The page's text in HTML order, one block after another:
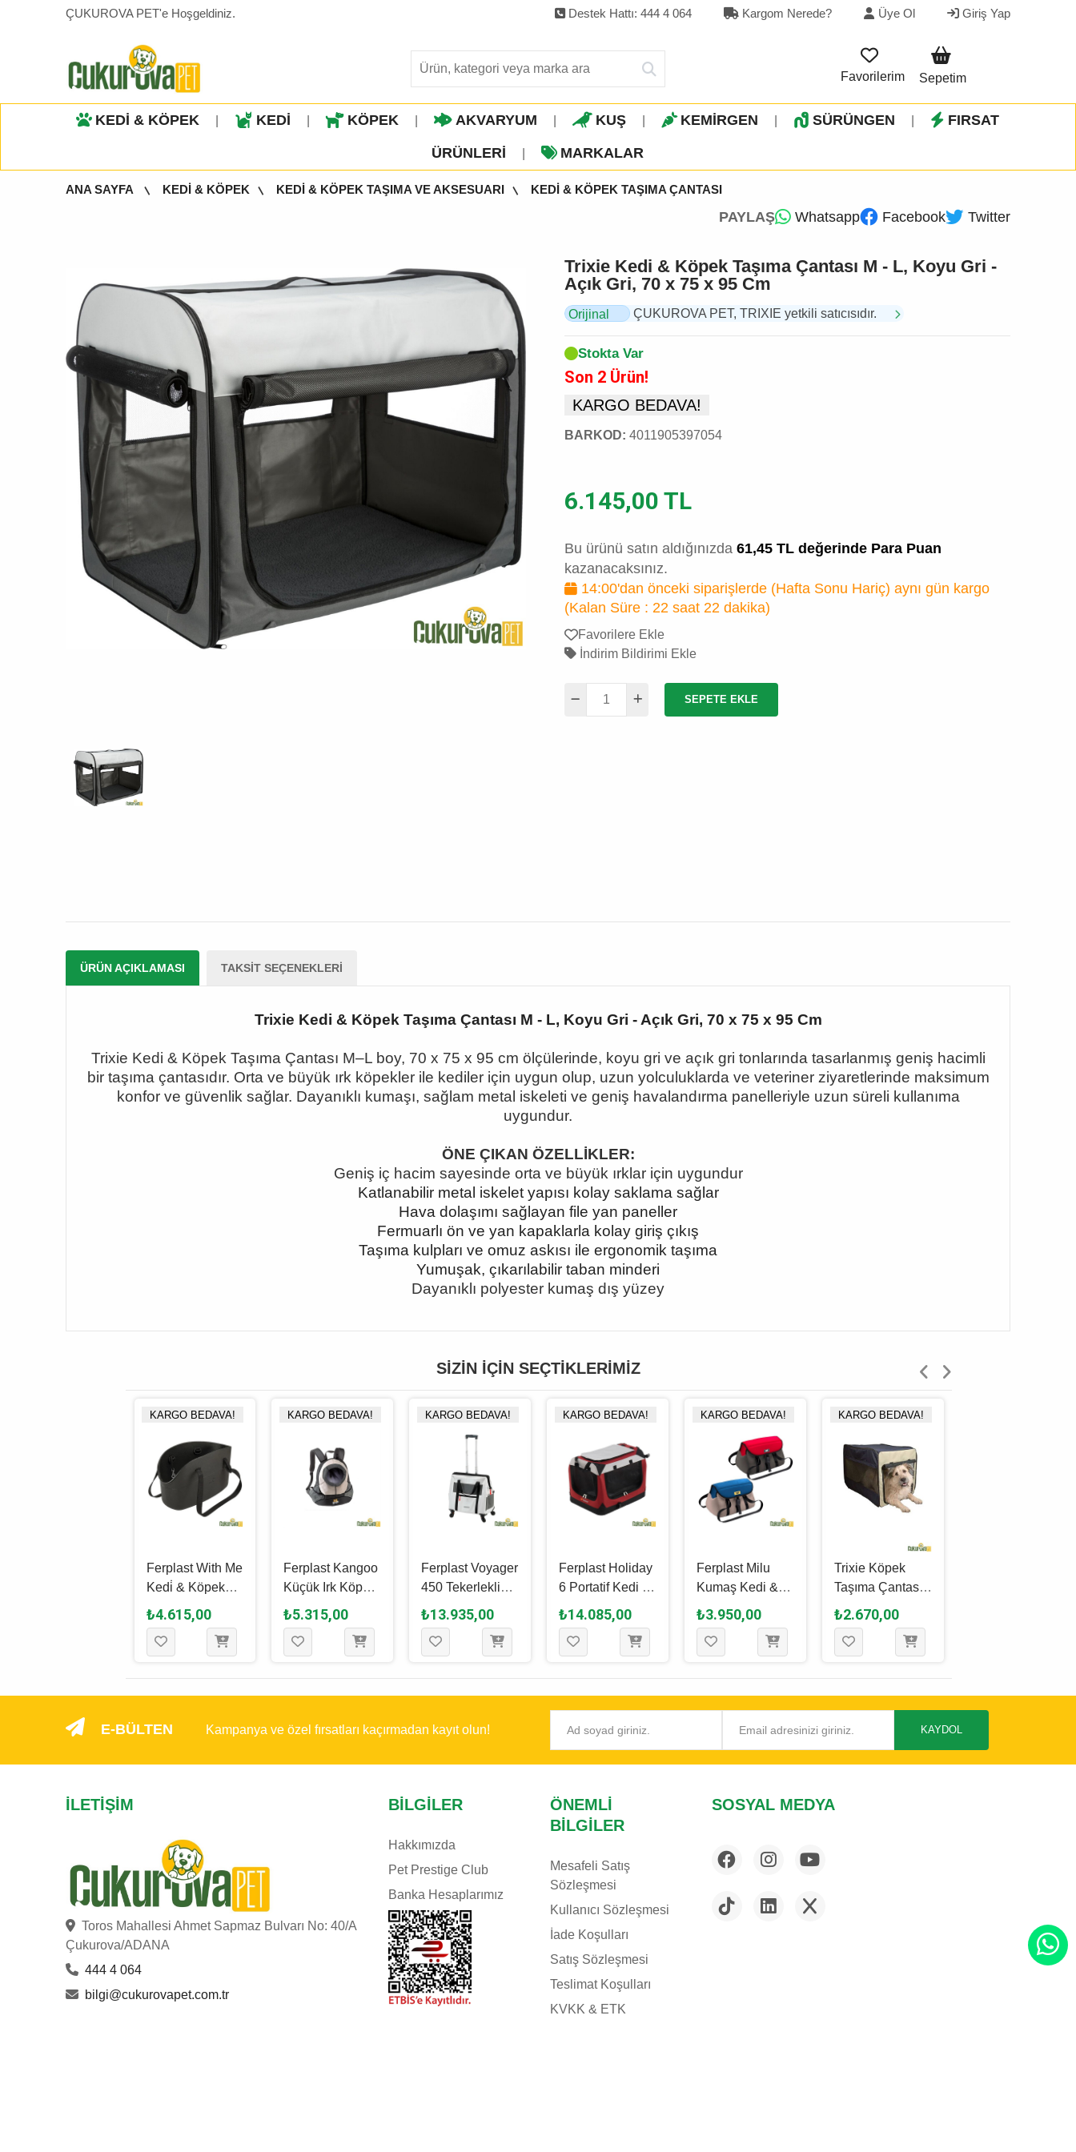
ÇUKUROVA PET'e Hoşgeldiniz. Destek Hattı: 444 4 064 Kargom Nerede? Üye Ol Giriş Yap
Favorilerim Sepetim
KEDİ & KÖPEK KEDİ KÖPEK AKVARYUM KUŞ KEMİRGEN SÜRÜNGEN FIRSAT
ÜRÜNLERI MARKALAR
ANA SAYFA KEDİ & KÖPEK KEDİ & KÖPEK TAŞIMA VE AKSESUARI KEDİ & KÖPEK TAŞIMA ÇANTASI
PAYLAŞ Whatsapp Facebook Twitter
Trixie Kedi & Köpek Taşıma Çantası M - L, Koyu Gri -
Açık Gri, 70 x 75 x 95 Cm
Orijinal
ÇUKUROVA PET, TRIXIE yetkili satıcısıdır.
Stokta Var
Son 2 Ürün!
KARGO BEDAVA!
BARKOD: 4011905397054
6.145,00 TL
Bu ürünü satın aldığınızda 61,45 TL değerinde Para Puan
kazanacaksınız.
14:00'dan önceki siparişlerde (Hafta Sonu Hariç) aynı gün kargo
(Kalan Süre : 22 saat 22 dakika)
Favorilere Ekle
İndirim Bildirimi Ekle
SEPETE EKLE
ÜRÜN AÇIKLAMASI TAKSIT SEÇENEKLERI
Trixie Kedi & Köpek Taşıma Çantası M - L, Koyu Gri - Açık Gri, 70 x 75 x 95 Cm
Trixie Kedi & Köpek Taşıma Çantası M–L boy, 70 x 75 x 95 cm ölçülerinde, koyu gri ve açık gri tonlarında tasarlanmış geniş hacimli
bir taşıma çantasıdır. Orta ve büyük ırk köpekler ile kediler için uygun olup, uzun yolculuklarda ve veteriner ziyaretlerinde maksimum
konfor ve güvenlik sağlar. Dayanıklı kumaşı, sağlam metal iskeleti ve geniş havalandırma panelleriyle uzun süreli kullanıma
uygundur.
ÖNE ÇIKAN ÖZELLİKLER:
Geniş iç hacim sayesinde orta ve büyük ırklar için uygundur
Katlanabilir metal iskelet yapısı kolay saklama sağlar
Hava dolaşımı sağlayan file yan paneller
Fermuarlı ön ve yan kapaklarla kolay giriş çıkış
Taşıma kulpları ve omuz askısı ile ergonomik taşıma
Yumuşak, çıkarılabilir taban minderi
Dayanıklı polyester kumaş dış yüzey
SIZIN İÇIN SEÇTIKLERIMIZ
KARGO BEDAVA!
Ferplast With Me
Kedi̇ & Köpek
Taşıma Çantası
Si̇yah 14 x 35 x
22 Cm
₺4.615,00
KARGO BEDAVA!
Ferplast Kangoo
Küçük Irk Köpek
Sırt Çantası 41 x
20 x 43 Cm - Gri̇
- L
₺5.315,00
KARGO BEDAVA!
Ferplast Voyager
450 Tekerlekli
Kedi & Köpek
Taşıma Çantası
Beyaz - 46 x 26 x
₺13.935,00
KARGO BEDAVA!
Ferplast Holiday
6 Portatif Kedi &
Köpek Taşıma
Çantası 70 x 52
x 52 Cm
₺14.085,00
KARGO BEDAVA!
Ferplast Milu
Kumaş Kedi &
Köpek Taşıma
Çantası 37 x 21
x 22 Cm - Karışık
₺3.950,00
KARGO BEDAVA!
Trixie Köpek
Taşıma Çantası
Yumuşak S - M -
50 X 52 X 76 Cm
₺2.670,00
E-BÜLTEN Kampanya ve özel fırsatları kaçırmadan kayıt olun! KAYDOL
İLETIŞIM
Toros Mahallesi Ahmet Sapmaz Bulvarı No: 40/A
Çukurova/ADANA
444 4 064
bilgi@cukurovapet.com.tr
BILGILER
Hakkımızda
Pet Prestige Club
Banka Hesaplarımız
ÖNEMLI
BILGILER
Mesafeli Satış
Sözleşmesi
Kullanıcı Sözleşmesi
İade Koşulları
Satış Sözleşmesi
Teslimat Koşulları
KVKK & ETK
SOSYAL MEDYA